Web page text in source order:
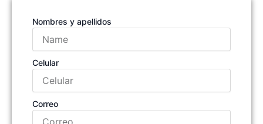
Nombres y apellidos
Celular
Correo